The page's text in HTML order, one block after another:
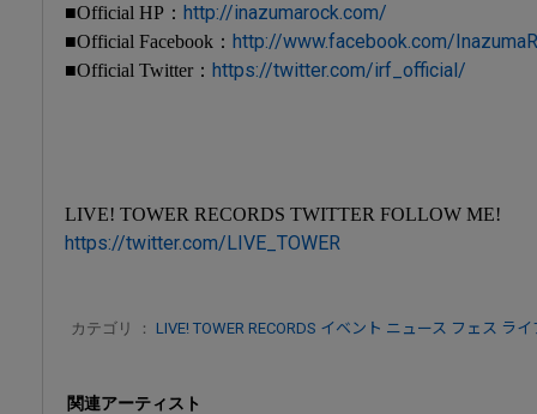
■Official HP： http://inazumarock.com/
■Official Facebook： http://www.facebook.com/
■Official Twitter： https://twitter.com/irf_official/
LIVE! TOWER RECORDS TWITTER FOLLOW ME!
https://twitter.com/LIVE_TOWER
カテゴリ ： LIVE! TOWER RECORDS イベント ニュース フェス ライ
関連アーティスト